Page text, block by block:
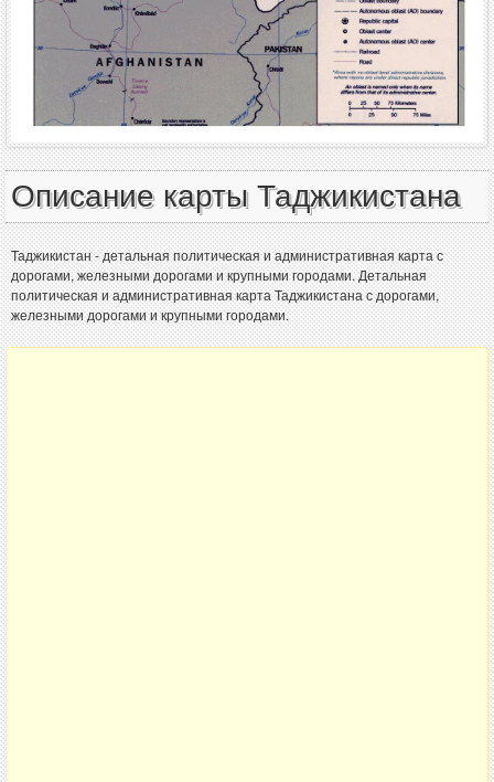
Описание карты Таджикистана
Таджикистан - детальная политическая и административная карта с
дорогами, железными дорогами и крупными городами. Детальная
политическая и административная карта Таджикистана с дорогами,
железными дорогами и крупными городами.